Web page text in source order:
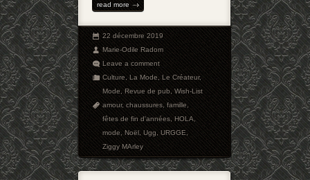
read more
22 décembre 2019
Marie-Odile Radom
Leave a comment
Culture,La Mode,Le Créateur,
Mode,Revue de pub,Wish-List
amour,chaussures,famille,
fêtes de fin d'années,HOLA,
mode,Noël,Ugg,URGGE,
Ziggy MArley